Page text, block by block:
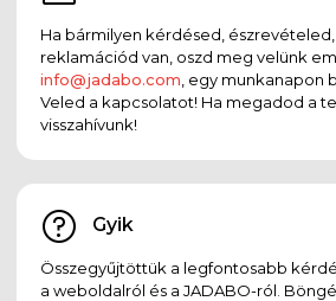
Ha bármilyen kérdésed,
reklamációd van, oszd meg velünk
info@jadabo.com , egy munkanapon
Veled a kapcsolatot! Ha megadod a
visszahívunk!
Gyik
Összegyűjtöttük a legfontosabb
a weboldalról és a JADABO-ról.